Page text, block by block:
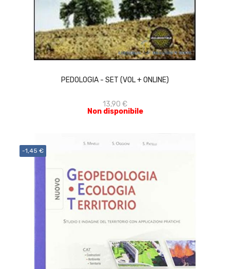
PEDOLOGIA - SET (VOL + ONLINE)
13,90 €
Non disponibile
ACQUISTA
-1,45 €